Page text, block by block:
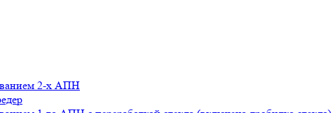
2-х АПН